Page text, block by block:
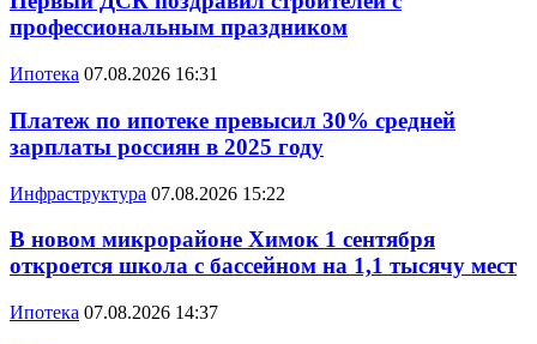
профессиональным праздником
Ипотека 07.08.2026 16:31
Платеж по ипотеке превысил 30% средней
зарплаты россиян в 2025 году
Инфраструктура 07.08.2026 15:22
В новом микрорайоне Химок 1 сентября
откроется школа с бассейном на 1,1 тысячу мест
Ипотека 07.08.2026 14:37